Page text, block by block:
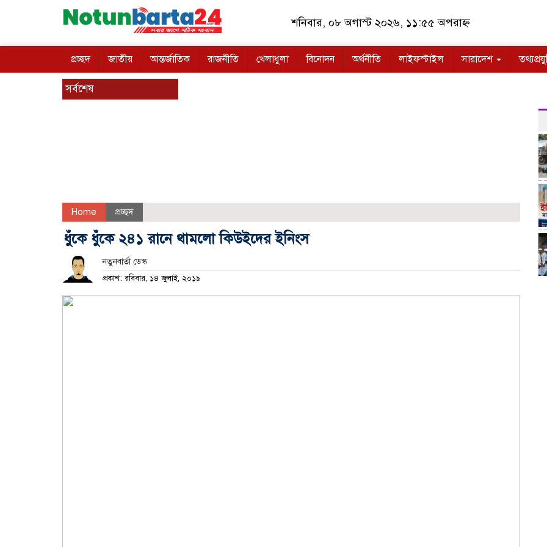
শনিবার, ০৮ অগাস্ট ২০২৬, ১১:৫৫ অপরাহ্ন
প্রচ্ছদ জাতীয় আন্তর্জাতিক রাজনীতি খেলাধুলা বিনোদন অর্থনীতি লাইফস্টাইল সারাদেশ
সর্বশেষ
Home প্রচ্ছদ
ধুঁকে ধুঁকে ২৪১ রানে থামলো কিউইদের ইনিংস
নতুনবার্তা ডেস্ক
প্রকাশ: রবিবার, ১৪ জুলাই, ২০১৯